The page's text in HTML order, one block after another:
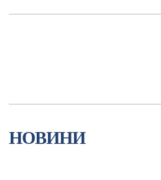
НОВИНИ